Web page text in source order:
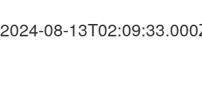
2024-08-